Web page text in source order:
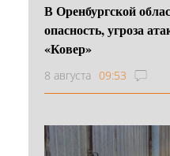
В Оренбургской
опасность, угроза
«Ковер»
8 августа 09:53